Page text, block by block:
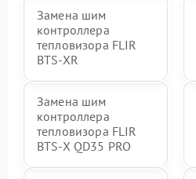
Замена шим
контроллера
тепловизора FLIR
BTS-XR
Замена шим
контроллера
тепловизора FLIR
BTS-X QD35 PRO